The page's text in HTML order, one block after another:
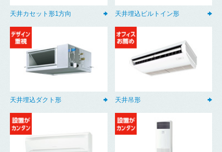
天井カセット形1方向 天井埋込ビルトイン形
天井埋込ダクト形 天井吊形